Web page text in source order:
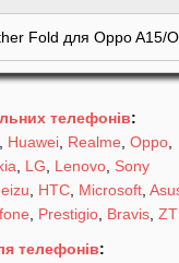
Fold для Oppo A15/
телефонів:
, Huawei, Realme, Oppo,
, LG, Lenovo, Sony
, HTC, Microsoft,
, Prestigio, Bravis,
телефонів: